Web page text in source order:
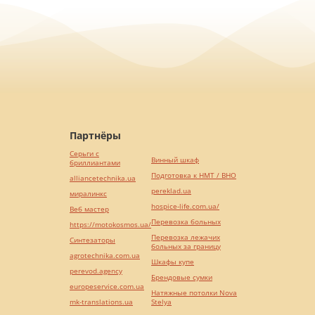
Партнёры
Серьги с
бриллиантами
alliancetechnika.ua
миралинкс
Веб мастер
https://motokosmos.ua/
Синтезаторы
agrotechnika.com.ua
perevod.agency
europeservice.com.ua
mk-translations.ua
Винный шкаф
Подготовка к НМТ / ВНО
pereklad.ua
hospice-life.com.ua/
Перевозка больных
Перевозка лежачих
больных за границу
Шкафы купе
Брендовые сумки
Натяжные потолки Nova
Stelya